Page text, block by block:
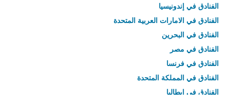
الفنادق في إندونيسيا
الفنادق في الامارات العربية المتحدة
الفنادق في البحرين
الفنادق في مصر
الفنادق في فرنسا
الفنادق في المملكة المتحدة
الفنادق في إيطاليا